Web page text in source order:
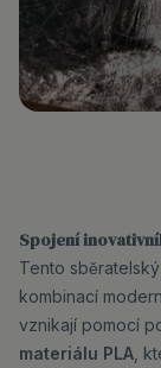
Spojení
Tento
kombinací
vznikají pomocí
materiálu PLA ,